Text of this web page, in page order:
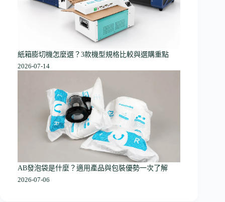
紙箱膨切機怎麼選？3款機型規格比較與選購重點
2026-07-14
AB發泡袋是什麼？適用產品與包裝優勢一次了解
2026-07-06